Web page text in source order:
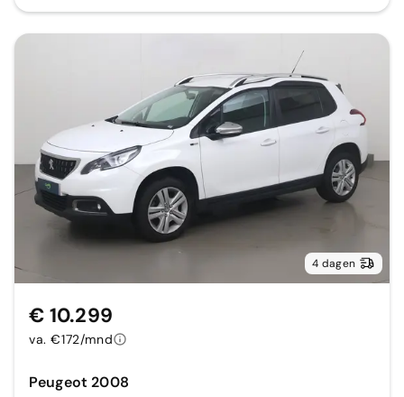
4 dagen
Peugeot 2008
€ 10.299
va. €172/mnd